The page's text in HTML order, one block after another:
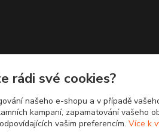
rádi své cookies?
našeho e-shopu a v případě
kampaní, zapamatování vašeho
vašim preferencím. Více k